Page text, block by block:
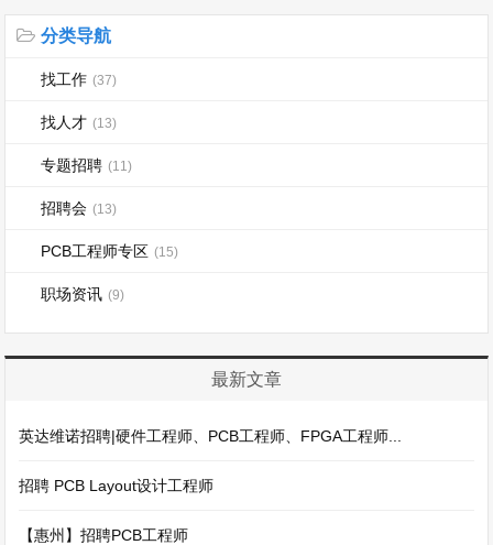
分类导航
找工作 (37)
找人才 (13)
专题招聘 (11)
招聘会 (13)
PCB工程师专区 (15)
职场资讯 (9)
最新文章
英达维诺招聘|硬件工程师、PCB工程师、FPGA工程师...
招聘 PCB Layout设计工程师
【惠州】招聘PCB工程师